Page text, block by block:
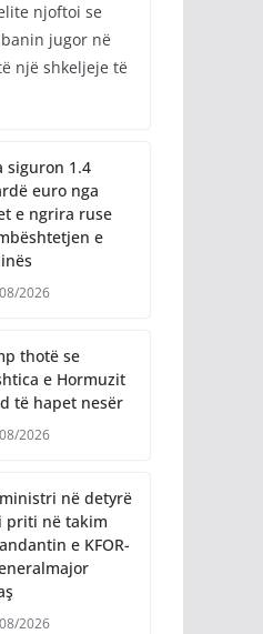
njoftoi se
jugor në
një shkeljeje të
siguron 1.4
euro nga
e ngrira ruse
e
2026
thotë se
e Hormuzit
të hapet nesër
2026
në detyrë
priti në takim
e KFOR-
2026